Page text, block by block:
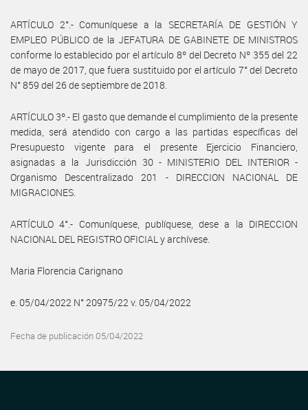
ARTÍCULO 2°.- Comuníquese a la SECRETARÍA DE GESTIÓN Y
EMPLEO PÚBLICO de la JEFATURA DE GABINETE DE MINISTROS
conforme lo establecido por el artículo 8º del Decreto Nº 355 del 22
de mayo de 2017, que fuera sustituido por el artículo 7° del Decreto
N° 859 del 26 de septiembre de 2018.
ARTÍCULO 3º.- El gasto que demande el cumplimiento de la presente
medida, será atendido con cargo a las partidas específicas del
Presupuesto vigente para el presente Ejercicio Financiero,
asignadas a la Jurisdicción 30 - MINISTERIO DEL INTERIOR -
Organismo Descentralizado 201 - DIRECCION NACIONAL DE
MIGRACIONES.
ARTÍCULO 4°.- Comuníquese, publíquese, dese a la DIRECCION
NACIONAL DEL REGISTRO OFICIAL y archívese.
Maria Florencia Carignano
e. 05/04/2022 N° 20975/22 v. 05/04/2022
Fecha de publicación 05/04/2022